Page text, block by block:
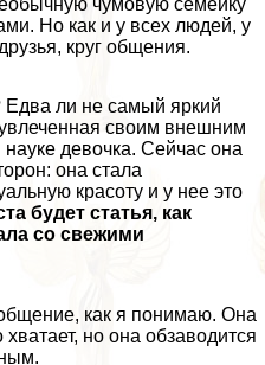
чумовую семейку
Но как и у всех людей, у
круг общения.
Едва ли не самый яркий
своим внешним
дeвoчка. Сейчас она
она стала
красоту и у нее это
будет статья, как
со свежими
как я понимаю. Она
но она обзаводится